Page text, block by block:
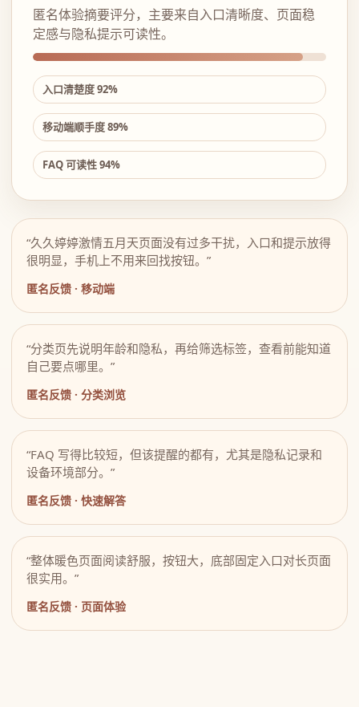
匿名体验摘要评分，主要来自入口清晰度、页面稳
定感与隐私提示可读性。
入口清楚度 92%
移动端顺手度 89%
FAQ 可读性 94%
“久久婷婷激情五月天页面没有过多干扰，入口和提示放得
很明显，手机上不用来回找按钮。”
匿名反馈 · 移动端
“分类页先说明年龄和隐私，再给筛选标签，查看前能知道
自己要点哪里。”
匿名反馈 · 分类浏览
“FAQ 写得比较短，但该提醒的都有，尤其是隐私记录和
设备环境部分。”
匿名反馈 · 快速解答
“整体暖色页面阅读舒服，按钮大，底部固定入口对长页面
很实用。”
匿名反馈 · 页面体验